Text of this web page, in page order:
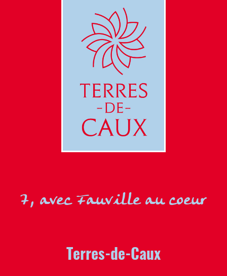
7, avec Fauville au coeur
Terres-de-Caux